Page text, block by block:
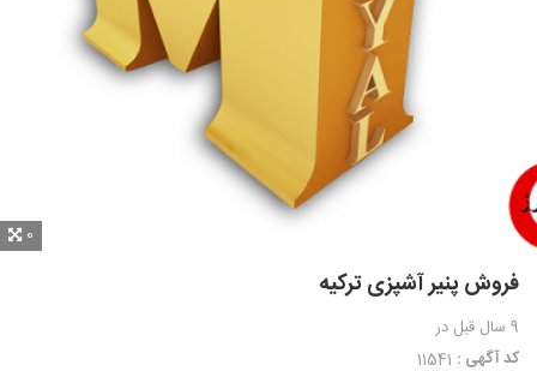
0
فروش پنیر آشپزی ترکیه
9 سال قبل
در
کد آگهی :